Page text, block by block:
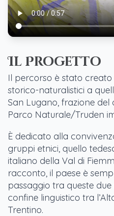
Il Progetto
Il percorso è stato
storico-naturalistici a
San Lugano, frazione
Parco Naturale/Truden
È dedicato alla
gruppi etnici, quello
italiano della Val di
racconto, il paese è
passaggio tra queste
confine linguistico tra
Trentino.